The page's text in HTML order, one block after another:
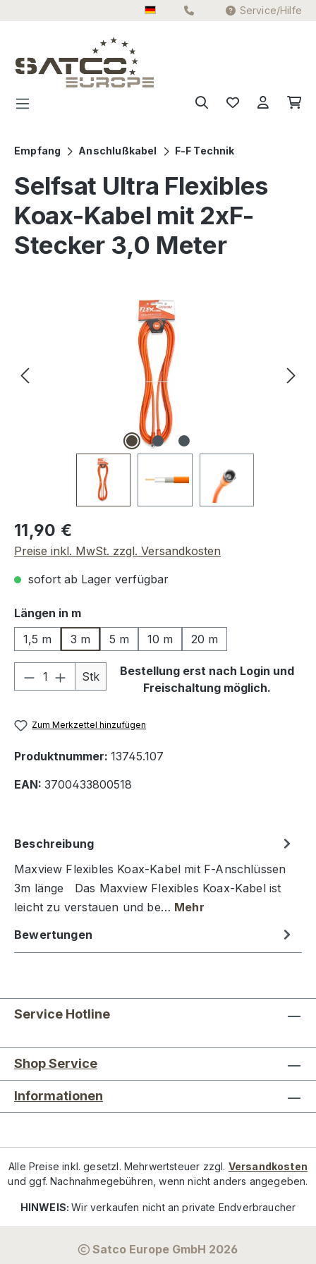
Zum Hauptinhalt springen Service/Hilfe
Empfang Anschlußkabel F-F Technik
Selfsat Ultra Flexibles
Koax-Kabel mit 2xF-
Stecker 3,0 Meter
Bildergalerie überspringen
Regulärer Preis:
11,90 €
Preise inkl. MwSt. zzgl. Versandkosten
sofort ab Lager verfügbar
Längen in mauswählen
1,5 m
3 m 5 m 10 m 20 m
Produkt Anzahl: Gib den
Stk
Bestellung erst nach Login und
Freischaltung möglich.
Zum Merkzettel hinzufügen
Produktnummer: 13745.107
EAN: 3700433800518
Beschreibung
Maxview Flexibles Koax-Kabel mit F-Anschlüssen
3m länge Das Maxview Flexibles Koax-Kabel ist
leicht zu verstauen und be… Mehr
Bewertungen
Service Hotline
Shop Service
Informationen
Alle Preise inkl. gesetzl. Mehrwertsteuer zzgl. Versandkosten
und ggf. Nachnahmegebühren, wenn nicht anders angegeben.
HINWEIS:Wir verkaufen nicht an private Endverbraucher
Satco Europe GmbH 2026